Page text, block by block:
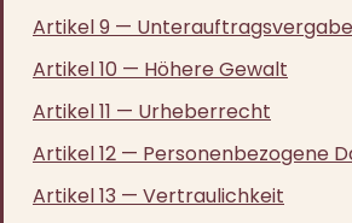
Artikel 9 — Unterauftragsvergabe
Artikel 10 — Höhere Gewalt
Artikel 11 — Urheberrecht
Artikel 12 — Personenbezogene
Artikel 13 — Vertraulichkeit